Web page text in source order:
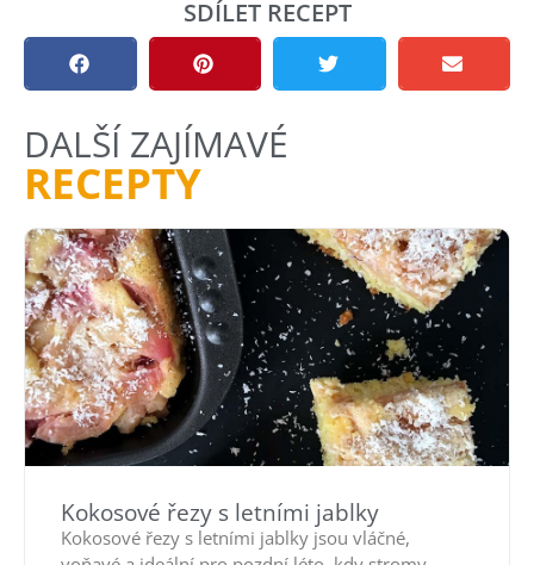
SDÍLET RECEPT
DALŠÍ ZAJÍMAVÉ
RECEPTY
Kokosové řezy s letními jablky
Kokosové řezy s letními jablky jsou vláčné,